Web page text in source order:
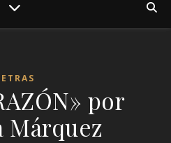
por
Márquez